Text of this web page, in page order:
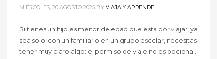
MIÉRCOLES, 20 AGOSTO 2025 BY VIAJA Y APRENDE
Si tienes un hijo es menor de edad que está por viajar, ya
sea solo, con un familiar o en un grupo escolar, necesitas
tener muy claro algo: el permiso de viaje no es opcional.